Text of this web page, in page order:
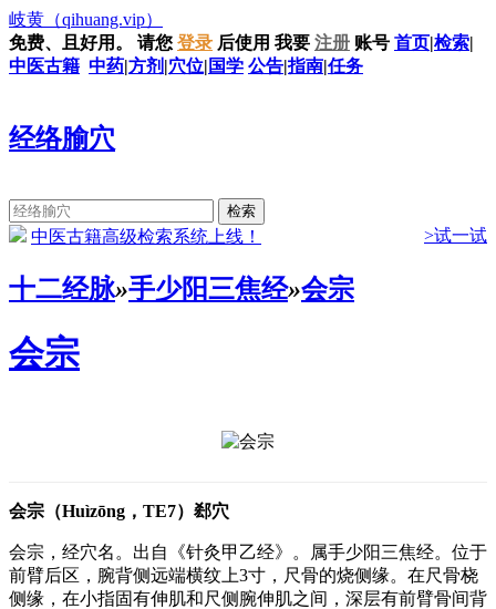
岐黄 （qihuang.vip）
免费、且好用。
请您 登录 后使用 我要 注册 账号 首页|检索|
中医古籍 中药|方剂 |穴位| 国学 公告|指南|任务
经络腧穴
中医古籍高级检索系统上线！ >试一试
十二经脉»手少阳三焦经»会宗
会宗
会宗（Huìzōng，TE7）郄穴
会宗，经穴名。出自《针灸甲乙经》。属手少阳三焦经。位于
前臂后区，腕背侧远端横纹上3寸，尺骨的烧侧缘。在尺骨桡
侧缘，在小指固有伸肌和尺侧腕伸肌之间，深层有前臂骨间背